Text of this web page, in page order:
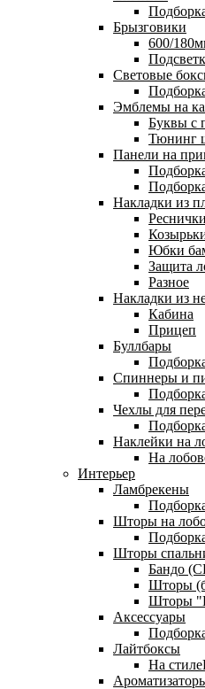
Брызговики
600/
Световые
Эмблемы на
Буквы с
Тюнинг
Панели на
Накладки из
Юбки
Защита
Разное
Накладки из
Кабина
Прицеп
Буллбары
Спиннеры и
Чехлы для
Наклейки на
На
Интерьер
Ламбрекены
Шторы на
Шторы
Бандо
Шторы
Шторы
Аксессуары
Лайтбоксы
На